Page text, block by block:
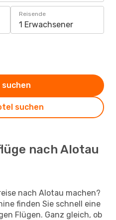
Reisende
1 Erwachsener
suchen
suchen
nach Alotau
nach Alotau machen?
finden Sie schnell eine
Flügen. Ganz gleich, ob